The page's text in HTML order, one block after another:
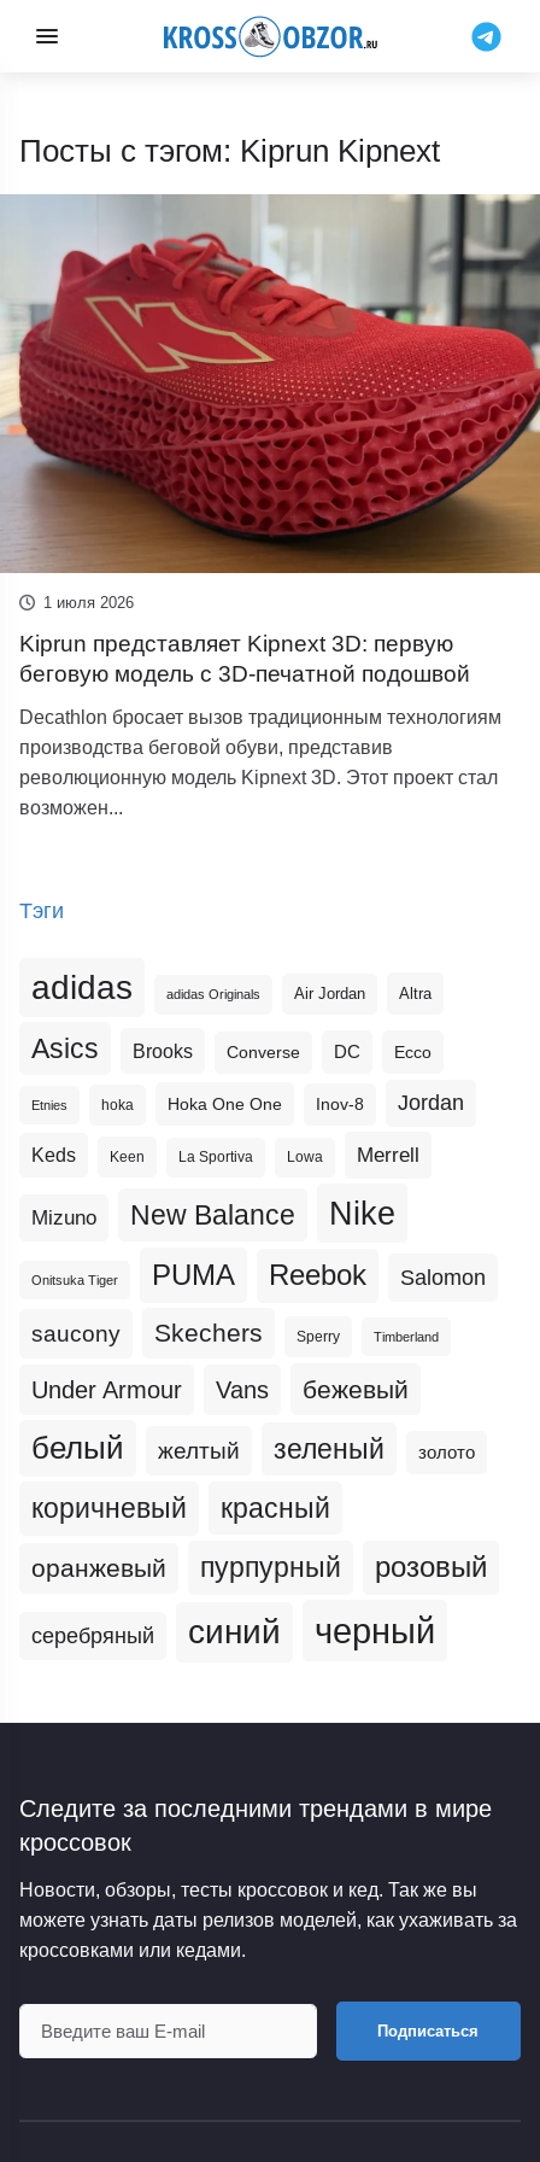
Посты с тэгом: Kiprun Kipnext
1 июля 2026
Kiprun представляет Kipnext 3D: первую
беговую модель с 3D-печатной подошвой
Decathlon бросает вызов традиционным технологиям
производства беговой обуви, представив
революционную модель Kipnext 3D. Этот проект стал
возможен...
Тэги
adidas adidas Originals Air Jordan Altra
Asics Brooks Converse DC Ecco
Etnies hoka Hoka One One Inov-8 Jordan
Keds Keen La Sportiva Lowa Merrell
Mizuno New Balance Nike
Onitsuka Tiger PUMA Reebok Salomon
saucony Skechers Sperry Timberland
Under Armour Vans бежевый
белый желтый зеленый золото
коричневый красный
оранжевый пурпурный розовый
серебряный синий черный
Следите за последними трендами в мире
кроссовок
Новости, обзоры, тесты кроссовок и кед. Так же вы
можете узнать даты релизов моделей, как ухаживать за
кроссовками или кедами.
Подписаться